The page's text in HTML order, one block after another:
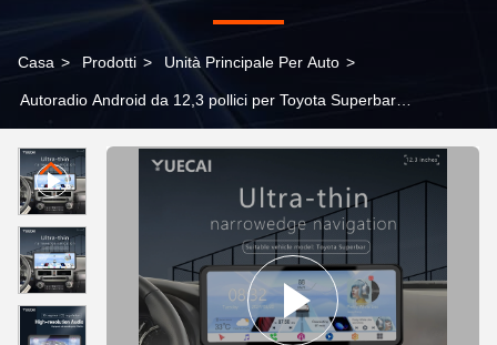
Casa > Prodotti > Unità Principale Per Auto >
Autoradio Android da 12,3 pollici per Toyota Superbar